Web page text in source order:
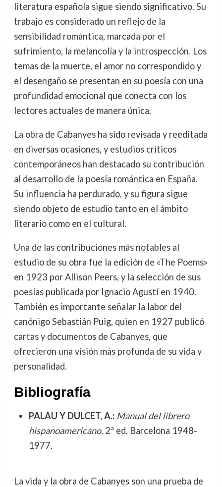
literatura española sigue siendo significativo. Su
trabajo es considerado un reflejo de la
sensibilidad romántica, marcada por el
sufrimiento, la melancolía y la introspección. Los
temas de la muerte, el amor no correspondido y
el desengaño se presentan en su poesía con una
profundidad emocional que conecta con los
lectores actuales de manera única.
La obra de Cabanyes ha sido revisada y reeditada
en diversas ocasiones, y estudios críticos
contemporáneos han destacado su contribución
al desarrollo de la poesía romántica en España.
Su influencia ha perdurado, y su figura sigue
siendo objeto de estudio tanto en el ámbito
literario como en el cultural.
Una de las contribuciones más notables al
estudio de su obra fue la edición de «The Poems»
en 1923 por Allison Peers, y la selección de sus
poesías publicada por Ignacio Agustí en 1940.
También es importante señalar la labor del
canónigo Sebastián Puig, quien en 1927 publicó
cartas y documentos de Cabanyes, que
ofrecieron una visión más profunda de su vida y
personalidad.
Bibliografía
PALAU Y DULCET, A.: Manual del librero
hispanoamericano. 2ª ed. Barcelona 1948-
1977.
La vida y la obra de Cabanyes son una prueba de